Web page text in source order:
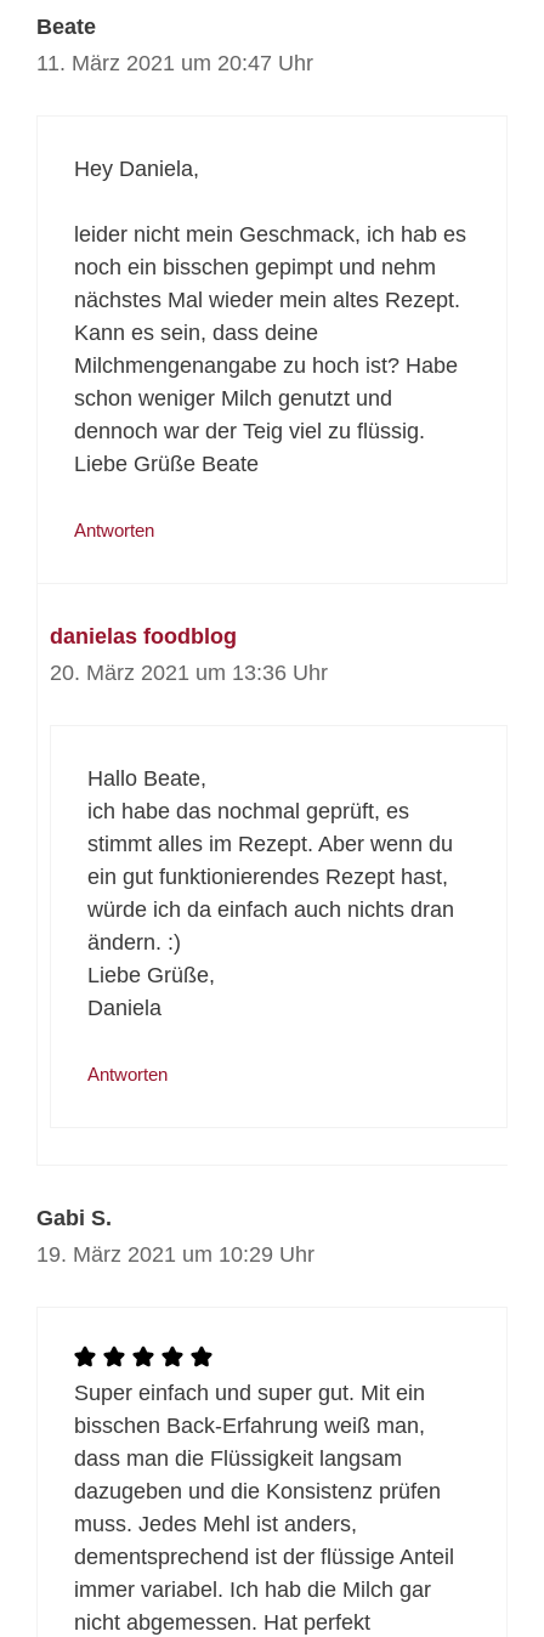
Beate
11. März 2021 um 20:47 Uhr
Hey Daniela,
leider nicht mein Geschmack, ich hab es
noch ein bisschen gepimpt und nehm
nächstes Mal wieder mein altes Rezept.
Kann es sein, dass deine
Milchmengenangabe zu hoch ist? Habe
schon weniger Milch genutzt und
dennoch war der Teig viel zu flüssig.
Liebe Grüße Beate
Antworten
danielas foodblog
20. März 2021 um 13:36 Uhr
Hallo Beate,
ich habe das nochmal geprüft, es
stimmt alles im Rezept. Aber wenn du
ein gut funktionierendes Rezept hast,
würde ich da einfach auch nichts dran
ändern. :)
Liebe Grüße,
Daniela
Antworten
Gabi S.
19. März 2021 um 10:29 Uhr
Super einfach und super gut. Mit ein
bisschen Back-Erfahrung weiß man,
dass man die Flüssigkeit langsam
dazugeben und die Konsistenz prüfen
muss. Jedes Mehl ist anders,
dementsprechend ist der flüssige Anteil
immer variabel. Ich hab die Milch gar
nicht abgemessen. Hat perfekt